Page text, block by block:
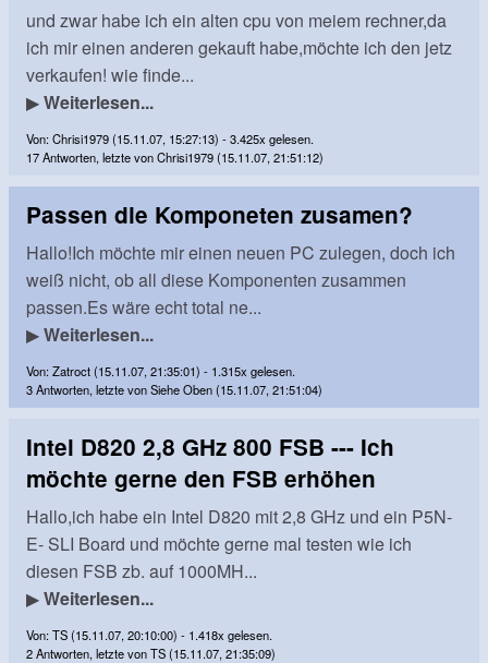
und zwar habe ich ein alten cpu von meiem rechner,da
ich mir einen anderen gekauft habe,möchte ich den jetz
verkaufen! wie finde...
▶Weiterlesen...
Von: Chrisi1979 (15.11.07, 15:27:13) - 3.425x gelesen.
17 Antworten, letzte von Chrisi1979 (15.11.07, 21:51:12)
Passen die Komponeten zusamen?
Hallo!Ich möchte mir einen neuen PC zulegen, doch ich
weiß nicht, ob all diese Komponenten zusammen
passen.Es wäre echt total ne...
▶Weiterlesen...
Von: Zatroct (15.11.07, 21:35:01) - 1.315x gelesen.
3 Antworten, letzte von Siehe Oben (15.11.07, 21:51:04)
Intel D820 2,8 GHz 800 FSB --- Ich
möchte gerne den FSB erhöhen
Hallo,ich habe ein Intel D820 mit 2,8 GHz und ein P5N-
E- SLI Board und möchte gerne mal testen wie ich
diesen FSB zb. auf 1000MH...
▶Weiterlesen...
Von: TS (15.11.07, 20:10:00) - 1.418x gelesen.
2 Antworten, letzte von TS (15.11.07, 21:35:09)